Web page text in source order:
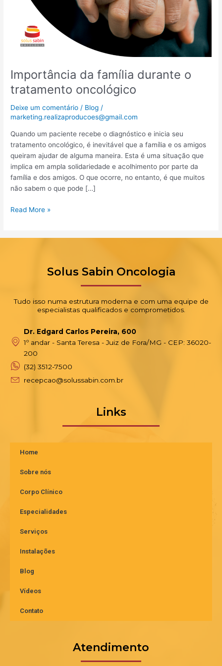
Importância da família durante o
tratamento oncológico
Deixe um comentário / Blog /
marketing.realizaproducoes@gmail.com
Quando um paciente recebe o diagnóstico e inicia seu
tratamento oncológico, é inevitável que a família e os amigos
queiram ajudar de alguma maneira. Esta é uma situação que
implica em ampla solidariedade e acolhimento por parte da
família e dos amigos. O que ocorre, no entanto, é que muitos
não sabem o que pode […]
Read More »
Solus Sabin Oncologia
Tudo isso numa estrutura moderna e com uma equipe de
especialistas qualificados e comprometidos.
Dr. Edgard Carlos Pereira, 600
1º andar - Santa Teresa - Juiz de Fora/MG - CEP: 36020-
200
(32) 3512-7500
recepcao@solussabin.com.br
Links
Home
Sobre nós
Corpo Clínico
Especialidades
Serviços
Instalações
Blog
Vídeos
Contato
Atendimento